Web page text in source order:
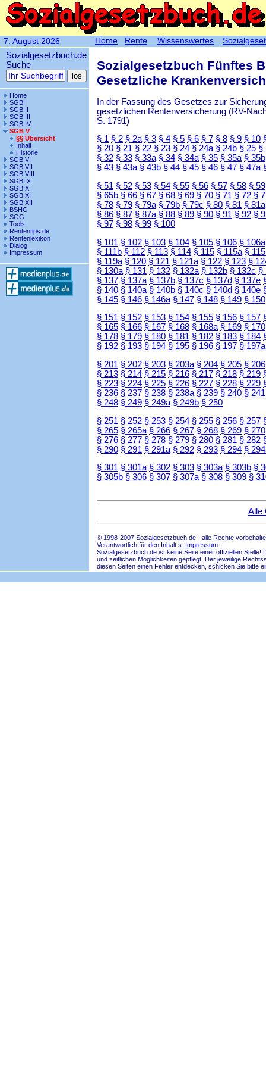
7. August 2026
Sozialgesetzbuch.de
Suche
Home
SGB I
SGB II
SGB III
SGB IV
SGB V
§§ Übersicht
Inhalt
Historie
SGB VI
SGB VII
SGB VIII
SGB IX
SGB X
SGB XI
SGB XII
BSHG
SGG
Tools
Rententips.de
Rentenlexikon
Dialog
Impressum
Sozialgesetzbuch Fünftes
Gesetzliche
In der Fassung des Gesetzes zur
gesetzlichen Rentenversicherung (RV-
S. 1791)
§ 1 § 2 § 2a § 3 § 4 § 5 § 6 § 7 § 8 § 9 § 10
§ 20 § 21 § 22 § 23 § 24 § 24a § 24b § 25 §
§ 32 § 33 § 33a § 34 § 34a § 35 § 35a § 35b
§ 43 § 43a § 43b § 44 § 45 § 46 § 47 § 47a
§ 51 § 52 § 53 § 54 § 55 § 56 § 57 § 58 § 59
§ 65b § 66 § 67 § 68 § 69 § 70 § 71 § 72 §
§ 78 § 79 § 79a § 79b § 79c § 80 § 81 § 81a
§ 86 § 87 § 87a § 88 § 89 § 90 § 91 § 92 §
§ 97 § 98 § 99 § 100
§ 101 § 102 § 103 § 104 § 105 § 106 § 106a
§ 111b § 112 § 113 § 114 § 115 § 115a §
§ 119a § 120 § 121 § 121a § 122 § 123 §
§ 130a § 131 § 132 § 132a § 132b § 132c §
§ 137 § 137a § 137b § 137c § 137d § 137e
§ 140 § 140a § 140b § 140c § 140d § 140e
§ 145 § 146 § 146a § 147 § 148 § 149 § 150
§ 151 § 152 § 153 § 154 § 155 § 156 § 157
§ 165 § 166 § 167 § 168 § 168a § 169 § 170
§ 178 § 179 § 180 § 181 § 182 § 183 § 184
§ 192 § 193 § 194 § 195 § 196 § 197 § 197a
§ 201 § 202 § 203 § 203a § 204 § 205 § 206
§ 213 § 214 § 215 § 216 § 217 § 218 § 219
§ 223 § 224 § 225 § 226 § 227 § 228 § 229
§ 236 § 237 § 238 § 238a § 239 § 240 § 241
§ 248 § 249 § 249a § 249b § 250
§ 251 § 252 § 253 § 254 § 255 § 256 § 257
§ 265 § 265a § 266 § 267 § 268 § 269 § 270
§ 276 § 277 § 278 § 279 § 280 § 281 § 282
§ 290 § 291 § 291a § 292 § 293 § 294 §
§ 301 § 301a § 302 § 303 § 303a § 303b §
§ 305b § 306 § 307 § 307a § 308 § 309 §
Alle
© 1998-2007 Sozialgesetzbuch.de - alle Rechte
Verantwortlich für den Inhalt s. Impressum
Sozialgesetzbuch.de ist keine Seite einer offiziellen
und zeitlichen Möglichkeiten gepflegt. Der jeweilige
diesen Seiten einen Fehler entdecken, schicken Sie bitte
Home Rente Wissenswertes